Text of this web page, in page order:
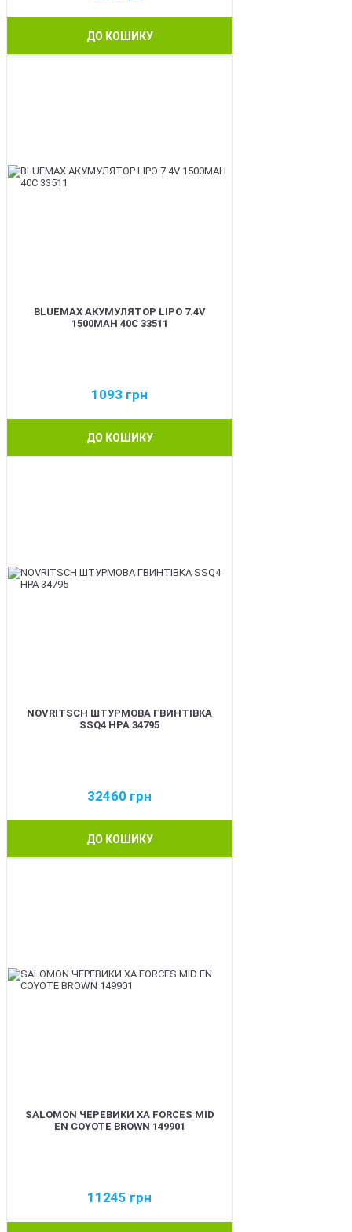
ДО КОШИКУ
BLUEMAX АКУМУЛЯТОР LIPO 7.4V
1500MAH 40C 33511
1093 грн
ДО КОШИКУ
NOVRITSCH ШТУРМОВА ГВИНТІВКА
SSQ4 HPA 34795
32460 грн
ДО КОШИКУ
SALOMON ЧЕРЕВИКИ XA FORCES MID
EN COYOTE BROWN 149901
11245 грн